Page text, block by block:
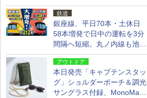
ト含む全270室、ダイニング
も併設
鉄道
銀座線、平日70本・土休日
58本増発で日中の運転を3分
間隔へ短縮。丸ノ内線も池袋
～中野坂上を4分間隔に
アウトドア
本日発売「キャプテンスタッ
グ」ショルダーポーチ＆調光
サングラス付録、MonoMax